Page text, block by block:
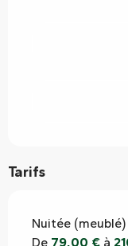
Tarifs
Nuitée (meublé)
De 79,00 € à